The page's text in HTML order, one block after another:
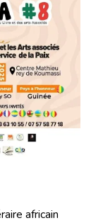
africain